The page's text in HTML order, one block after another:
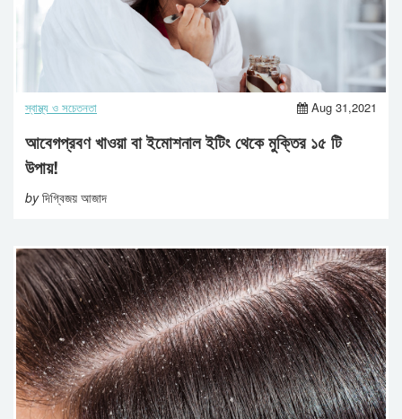
স্বাস্থ্য ও সচেতনতা Aug 31,2021
আবেগপ্রবণ খাওয়া বা ইমোশনাল ইটিং থেকে মুক্তির ১৫ টি
উপায়!
byদিগ্বিজয় আজাদ